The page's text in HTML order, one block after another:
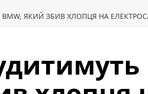
ЯКИЙ ЗБИВ ХЛОПЦЯ НА